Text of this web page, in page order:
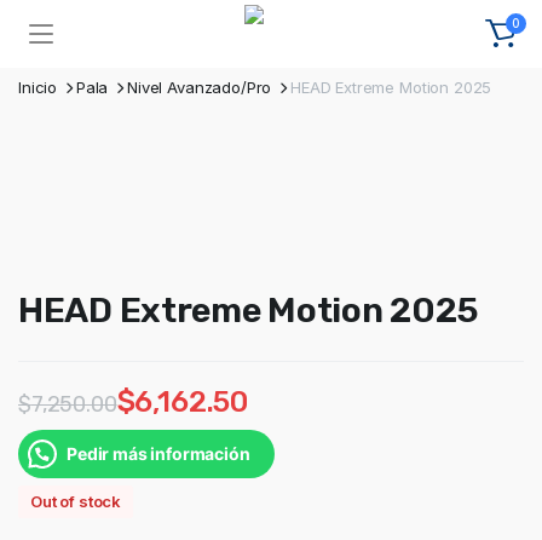
0
Inicio Pala Nivel Avanzado/Pro HEAD Extreme Motion 2025
HEAD Extreme Motion 2025
$7,250.00$6,162.50
Pedir más información
Out of stock